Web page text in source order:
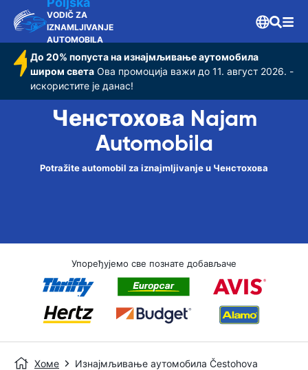
VODIČ ZA
IZNAMLJIVANJE
AUTOMOBILA
До 20% попуста на изнајмљивање аутомобила
широм света Ова промоција важи до 11. август 2026. -
искористите је данас!
Ченстохова Najam
Automobila
Potražite automobil za iznajmljivanje u Ченстохова
Упоређујемо све познате добављаче
Хоме Изнајмљивање аутомобила Čestohova